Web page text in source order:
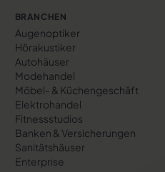
BRANCHEN
Augenoptiker
Hörakustiker
Autohäuser
Modehandel
Möbel- & Küchengeschäft
Elektrohandel
Fitnessstudios
Banken & Versicherungen
Sanitätshäuser
Enterprise